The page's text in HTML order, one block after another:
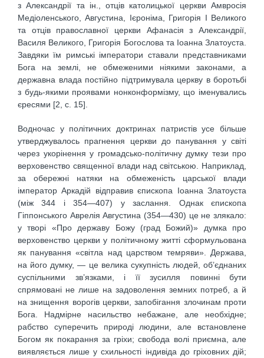
з Александрії та ін., отців католицької церкви Амвросія
Медіоленського, Августина, Ієроніма, Григорія І Великого
та отців православної церкви Афанасія з Александрії,
Василя Великого, Григорія Богослова та Іоанна Златоуста.
Завдяки їм римські імператори ставали представниками
Бога на землі, не обмеженими ніякими законами, а
державна влада постійно підтримувала церкву в боротьбі
з будь-якими проявами нонконформізму, що іменувались
єресями [2, c. 15].
Водночас у політичних доктринах патристів усе більше
утверджувалось прагнення церкви до панування у світі
через укорінення у громадсько-політичну думку тези про
верховенство священної влади над світською. Наприклад,
за обережні натяки на обмеженість царської влади
імператор Аркадій відправив єпископа Іоанна Златоуста
(між 344 і 354—407) у заслання. Однак єпископа
Гіппонського Аврелія Августина (354—430) це не злякало:
у творі «Про державу Божу (град Божий)» думка про
верховенство церкви у політичному житті сформульована
як панування «світла над царством темряви». Держава,
на його думку, — це велика сукупність людей, об’єднаних
суспільними зв’язками, і її зусилля повинні бути
спрямовані не лише на задоволення земних потреб, а й
на знищення ворогів церкви, запобігання злочинам проти
Бога. Надмірне насильство небажане, але необхідне;
рабство суперечить природі людини, але встановлене
Богом як покарання за гріхи; свобода волі приємна, але
виявляється лише у схильності індивіда до гріховних дій;